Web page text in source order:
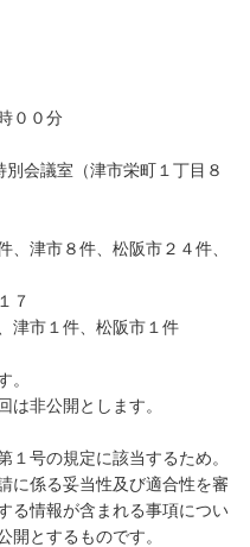
００分
議室（津市栄町１丁目８
津市８件、松阪市２４件、
７
市１件、松阪市１件
。
非公開とします。
の規定に該当するため。
係る妥当性及び適合性を審
る情報が含まれる事項につい
開とするものです。